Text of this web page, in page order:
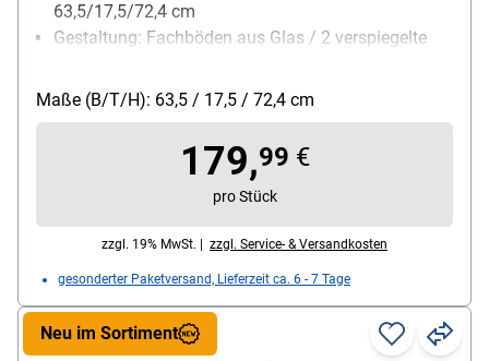
63,5/17,5/72,4 cm
Gestaltung: Fachböden aus Glas / 2 verspiegelte
Schalter-/Steckdosenkombination, 4,2 Watt, 480
Lumen, 6000 Kelvin, Länge der Lampe ca. 60 cm
Fachböden verstellbar: Ja
Maße (B/T/H): 63,5 / 17,5 / 72,4 cm
179,99 €
pro Stück
zzgl. 19% MwSt. | zzgl. Service- & Versandkosten
gesonderter Paketversand, Lieferzeit ca. 6 - 7 Tage
Neu im Sortiment